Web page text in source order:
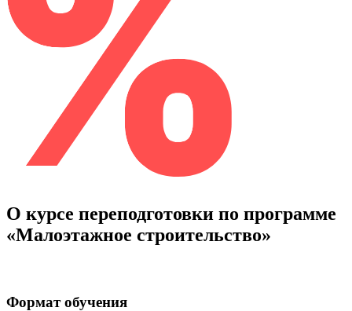
О курсе переподготовки по программе
«Малоэтажное строительство»
Формат обучения